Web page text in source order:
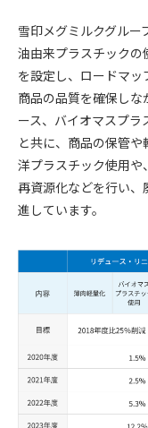
雪印メグミルクグル
油由来プラスチック
を設定し、ロードマッ
商品の品質を確保し
ース、バイオマスプ
と共に、商品の保管
洋プラスチック使用
再資源化などを行い
進しています。